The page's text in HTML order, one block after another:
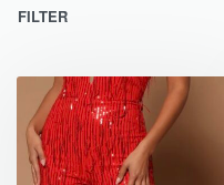
FILTER